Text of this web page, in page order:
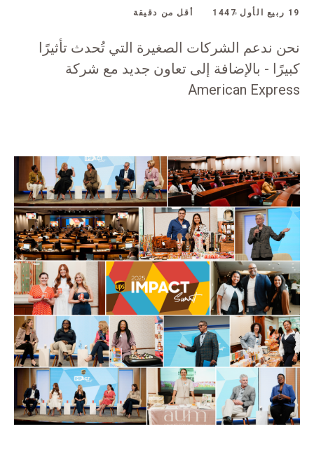
19 ربيع الأول 1447 أقل من دقيقة
نحن ندعم الشركات الصغيرة التي تُحدث تأثيرًا
كبيرًا - بالإضافة إلى تعاون جديد مع شركة
American Express